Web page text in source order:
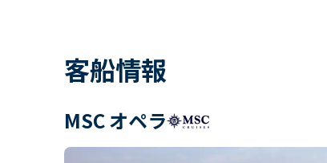
客船情報
MSC オペラ